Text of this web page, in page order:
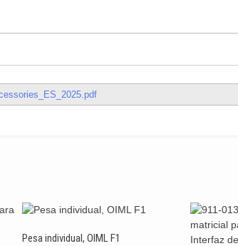
Pesa individual, OIML F1